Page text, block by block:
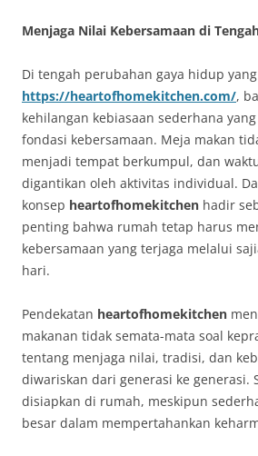
Menjaga Nilai Kebersamaan di
Di tengah perubahan gaya hidup
https://heartofhomekitchen.com/,
kehilangan kebiasaan sederhana
fondasi kebersamaan. Meja makan
menjadi tempat berkumpul, dan
digantikan oleh aktivitas individual.
konsep heartofhomekitchen hadir
penting bahwa rumah tetap harus
kebersamaan yang terjaga melalui
hari.
Pendekatan heartofhomekitchen
makanan tidak semata-mata soal
tentang menjaga nilai, tradisi, dan
diwariskan dari generasi ke generasi.
disiapkan di rumah, meskipun
besar dalam mempertahankan